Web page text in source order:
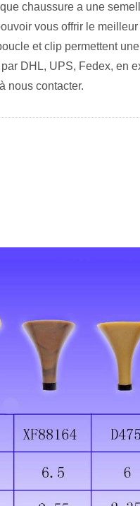
chaussure a une
vous offrir le
et clip permettent
DHL, UPS, Fedex, en
nous contacter.